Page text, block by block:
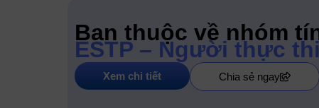
Bạn thuộc về nhóm
ESTP – Người thực thi
Xem chi tiết Chia sẻ ngay